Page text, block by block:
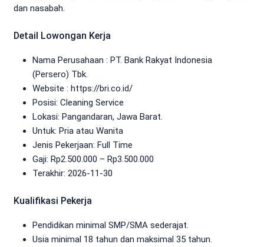
dan nasabah.
Detail Lowongan Kerja
Nama Perusahaan : PT. Bank Rakyat Indonesia
(Persero) Tbk.
Website : https://bri.co.id/
Posisi: Cleaning Service
Lokasi: Pangandaran, Jawa Barat.
Untuk: Pria atau Wanita
Jenis Pekerjaan: Full Time
Gaji: Rp2.500.000 – Rp3.500.000
Terakhir: 2026-11-30
Kualifikasi Pekerja
Pendidikan minimal SMP/SMA sederajat.
Usia minimal 18 tahun dan maksimal 35 tahun.